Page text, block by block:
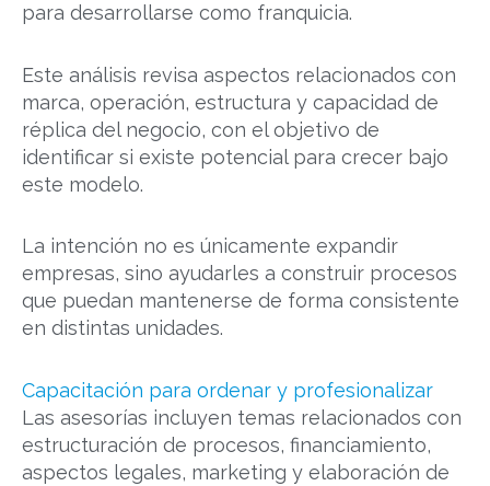
para desarrollarse como franquicia.
Este análisis revisa aspectos relacionados con
marca, operación, estructura y capacidad de
réplica del negocio, con el objetivo de
identificar si existe potencial para crecer bajo
este modelo.
La intención no es únicamente expandir
empresas, sino ayudarles a construir procesos
que puedan mantenerse de forma consistente
en distintas unidades.
Capacitación para ordenar y profesionalizar
Las asesorías incluyen temas relacionados con
estructuración de procesos, financiamiento,
aspectos legales, marketing y elaboración de